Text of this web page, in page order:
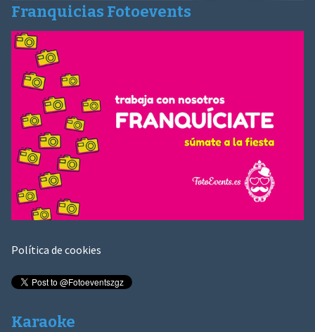
Franquicias Fotoevents
Política de cookies
Karaoke